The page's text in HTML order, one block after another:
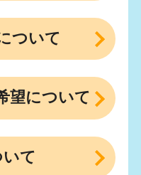
ついて
望について
て